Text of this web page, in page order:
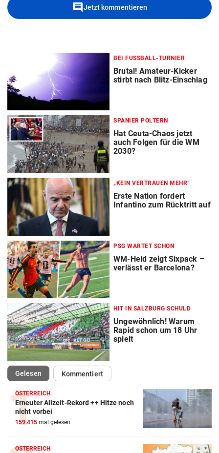
commentJetzt kommentieren
BEI FUSSBALL-TURNIER
Brutal! Amateur-Kicker
stirbt nach Blitz-Einschlag
SPANIER POLTERN
Hat Ceuta-Chaos jetzt
auch Folgen für die WM
2030?
„KEIN VERTRAUEN MEHR“
Erste Nation fordert
Infantino zum Rücktritt auf
PSG WARTET SCHON
WM-Held zeigt Sixpack –
verlässt er Barcelona?
HIT IN SALZBURG SCHULD
Ungewöhnlich! Warum
Rapid schon um 18 Uhr
spielt
Gelesen(ausgewählt)Kommentiert
ÖSTERREICH
Erneuter Allzeit-Rekord ++ Hitze noch
nicht vorbei
159.415 mal gelesen
ÖSTERREICH